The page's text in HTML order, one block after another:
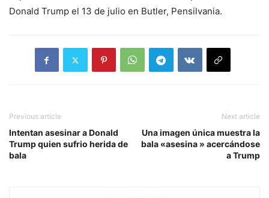
Donald Trump el 13 de julio en Butler, Pensilvania.
Previous article
Intentan asesinar a Donald
Trump quien sufrio herida de
bala
Next article
Una imagen única muestra la
bala «asesina » acercándose
a Trump